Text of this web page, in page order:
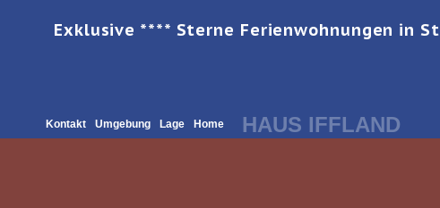
Exklusive **** Sterne Ferienwohnungen in
Kontakt Umgebung Lage Home HAUS IFFLAND